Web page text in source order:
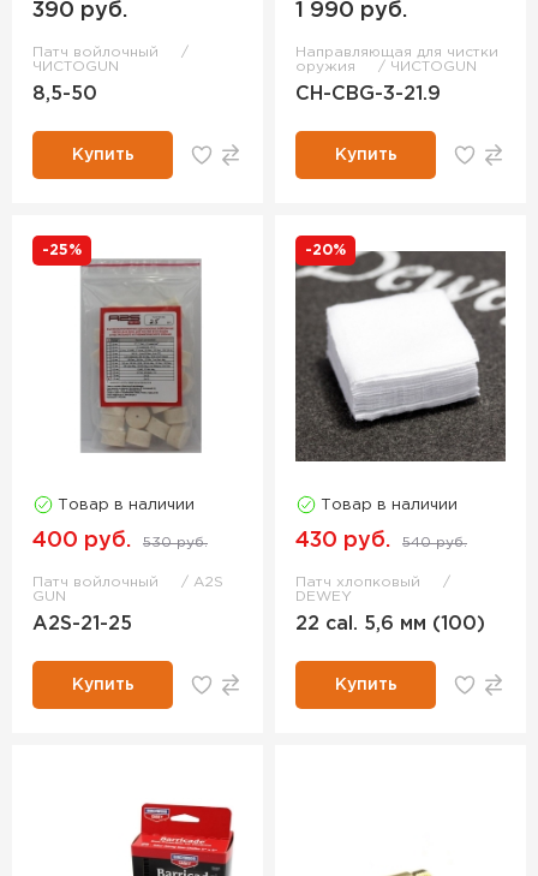
390 руб.
Патч войлочный
ЧИСТОGUN
8,5-50
Купить
1 990 руб.
Направляющая для чистки
оружия
ЧИСТОGUN
CH-CBG-3-21.9
Купить
-25%
Товар в наличии
400 руб. 530 руб.
Патч войлочный
A2S
GUN
A2S-21-25
Купить
-20%
Товар в наличии
430 руб. 540 руб.
Патч хлопковый
DEWEY
22 cal. 5,6 мм (100)
Купить